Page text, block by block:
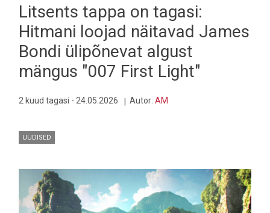
Litsents tappa on tagasi:
Hitmani loojad näitavad James
Bondi ülipõnevat algust
mängus "007 First Light"
2 kuud tagasi - 24.05.2026 Autor: AM
UUDISED